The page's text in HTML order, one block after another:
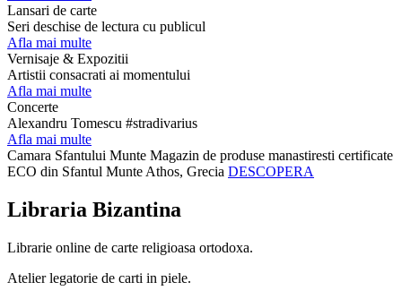
Lansari de carte
Seri deschise de lectura cu publicul
Afla mai multe
Vernisaje & Expozitii
Artistii consacrati ai momentului
Afla mai multe
Concerte
Alexandru Tomescu #stradivarius
Afla mai multe
Camara Sfantului Munte Magazin de produse manastiresti certificate
ECO din Sfantul Munte Athos, Grecia DESCOPERA
Libraria Bizantina
Librarie online de carte religioasa ortodoxa.
Atelier legatorie de carti in piele.